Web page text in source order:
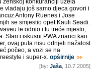
ženskoj konkuranciji uzela
vladaju još samo djeca govori i
Antony Ruenes i Jose
se smjestio opet Kauli Seadi.
te odnio i tu treće mjesto,
Stari i iskusni PWA znanci kao
ovaj puta nisu odnjeli nažalost
počeo, a vozi se na
i super-x. opširnije
[by: Jaša, 10.7.2005]